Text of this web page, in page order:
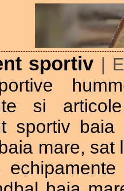
sportiv
|
si
sportiv
mare, sat